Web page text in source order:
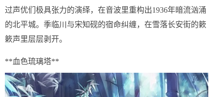
过声优们极具张力的演绎，在音波里重构出1936年暗流汹涌
的北平城。季临川与宋知砚的宿命纠缠，在雪落长安街的簌
簌声里层层剥开。
**血色琉璃塔**